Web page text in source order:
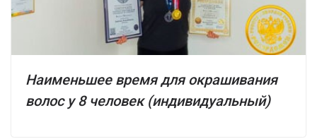
Наименьшее время для окрашивания
волос у 8 человек (индивидуальный)